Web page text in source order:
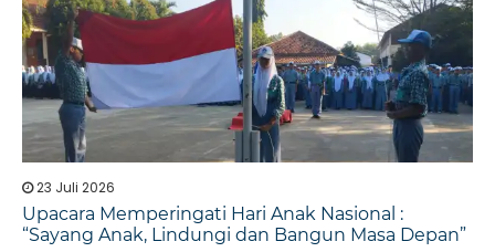
23 Juli 2026
Upacara Memperingati Hari Anak Nasional :
“Sayang Anak, Lindungi dan Bangun Masa Depan”